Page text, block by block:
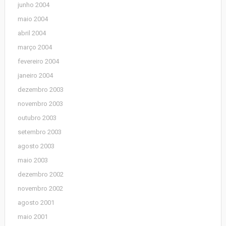
junho 2004
maio 2004
abril 2004
março 2004
fevereiro 2004
janeiro 2004
dezembro 2003
novembro 2003
outubro 2003
setembro 2003
agosto 2003
maio 2003
dezembro 2002
novembro 2002
agosto 2001
maio 2001